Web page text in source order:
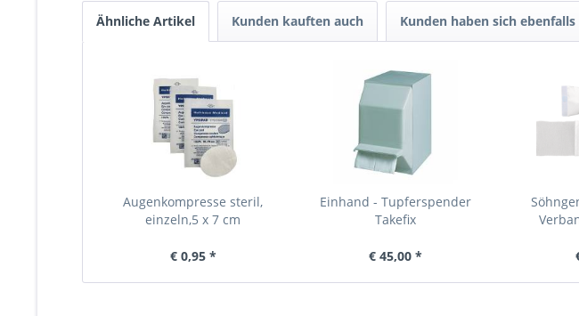
Ähnliche Artikel Kunden kauften auch Kunden haben sich ebenfalls
Augenkompresse steril,
einzeln,5 x 7 cm
€ 0,95 *
Einhand - Tupferspender
Takefix
€ 45,00 *